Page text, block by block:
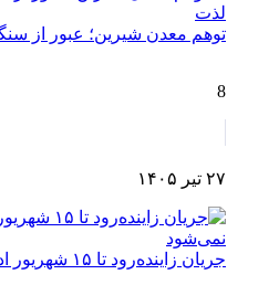
توهم معدن شیرین؛ عبور از
8
۲۷ تیر ۱۴۰۵
جریان زاینده‌رود تا ۱۵ شهریور ادامه دارد؛ آب بسته نمی‌شود